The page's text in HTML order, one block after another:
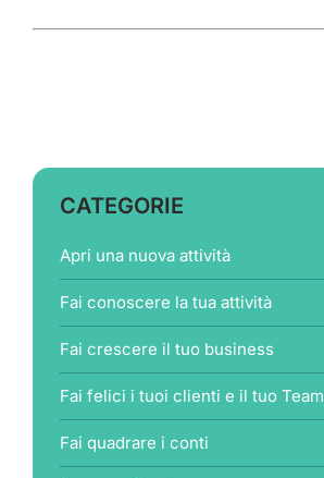
CATEGORIE
Apri una nuova attività
Fai conoscere la tua attività
Fai crescere il tuo business
Fai felici i tuoi clienti e il tuo Team
Fai quadrare i conti